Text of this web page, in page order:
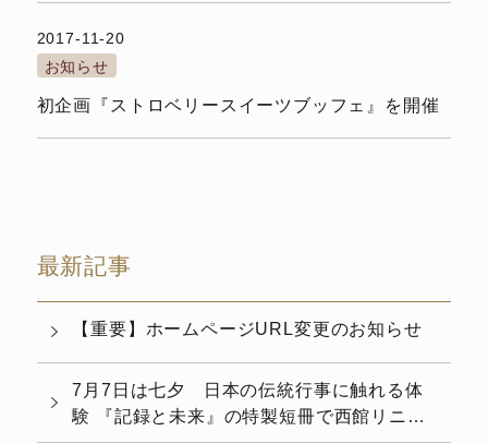
2017-11-20
お知らせ
初企画『ストロベリースイーツブッフェ』を開催
最新記事
【重要】ホームページURL変更のお知らせ
7月7日は七夕 日本の伝統行事に触れる体
験 『記録と未来』の特製短冊で西館リニュ